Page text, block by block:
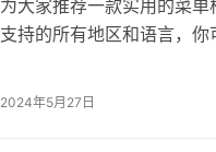
为大家推荐一款实用的菜
支持的所有地区和语言，
2024年5月27日